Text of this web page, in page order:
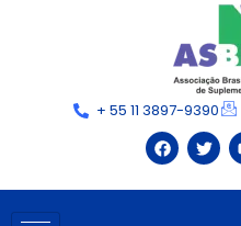
+ 55 11 3897-9390